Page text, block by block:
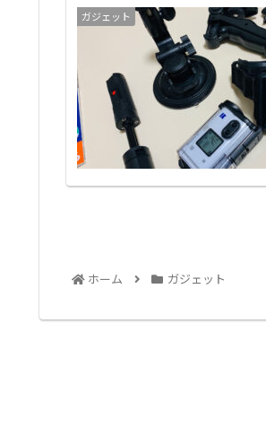
ガジェット
ホーム ガジェット